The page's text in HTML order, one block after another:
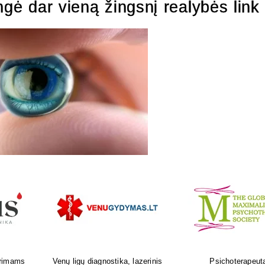
dar vieną žingsnį realybės link
Ortopedijos priemonių gamyba ir
Atliksime tikslų, bet